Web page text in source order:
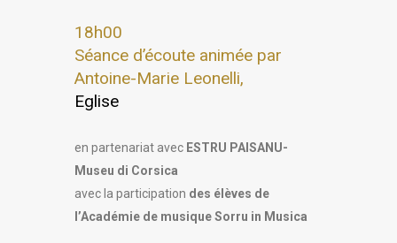
18h00
Séance d’écoute animée par
Antoine-Marie Leonelli,
Eglise
en partenariat avec ESTRU PAISANU-
Museu di Corsica
avec la participation des élèves de
l’Académie de musique Sorru in Musica